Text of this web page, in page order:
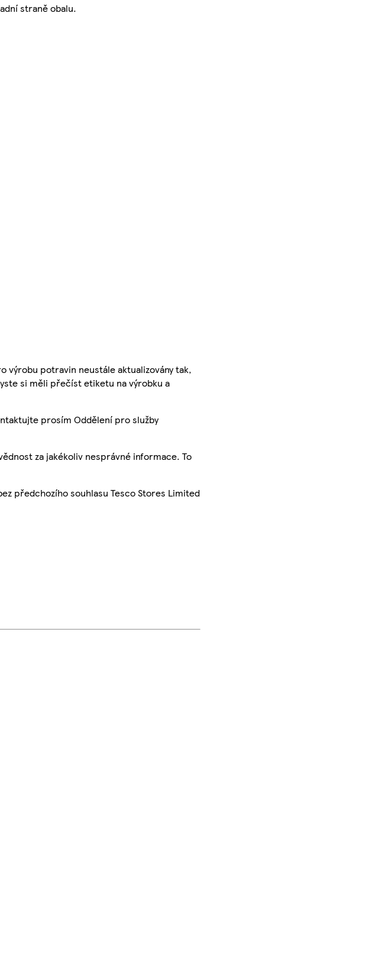
straně obalu.
výrobu potravin neustále aktualizovány tak,
si měli přečíst etiketu na výrobku a
prosím Oddělení pro služby
za jakékoliv nesprávné informace. To
předchozího souhlasu Tesco Stores Limited